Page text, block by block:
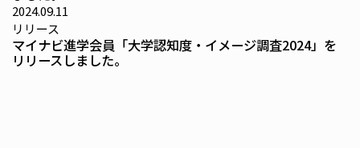
2024.09.11
リリース
マイナビ進学会員「大学認知度・イメージ調査2024」を
リリースしました。